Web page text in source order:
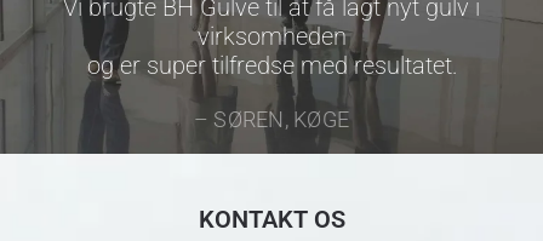
Vi brugte BH Gulve til at få lagt nyt gulv i
virksomheden
og er super tilfredse med resultatet.
– SØREN, KØGE
KONTAKT OS